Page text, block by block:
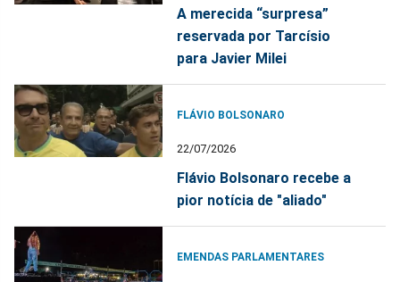
A merecida “surpresa”
reservada por Tarcísio
para Javier Milei
FLÁVIO BOLSONARO
22/07/2026
Flávio Bolsonaro recebe a
pior notícia de "aliado"
EMENDAS PARLAMENTARES